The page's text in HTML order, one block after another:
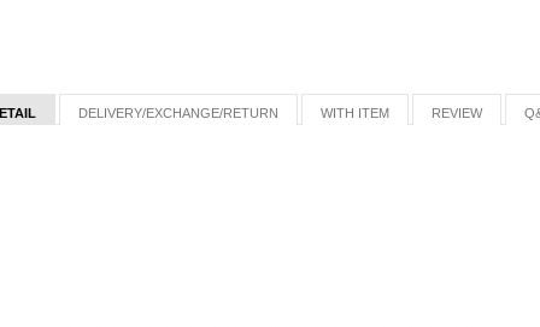
DELIVERY/EXCHANGE/RETURN WITH ITEM REVIEW